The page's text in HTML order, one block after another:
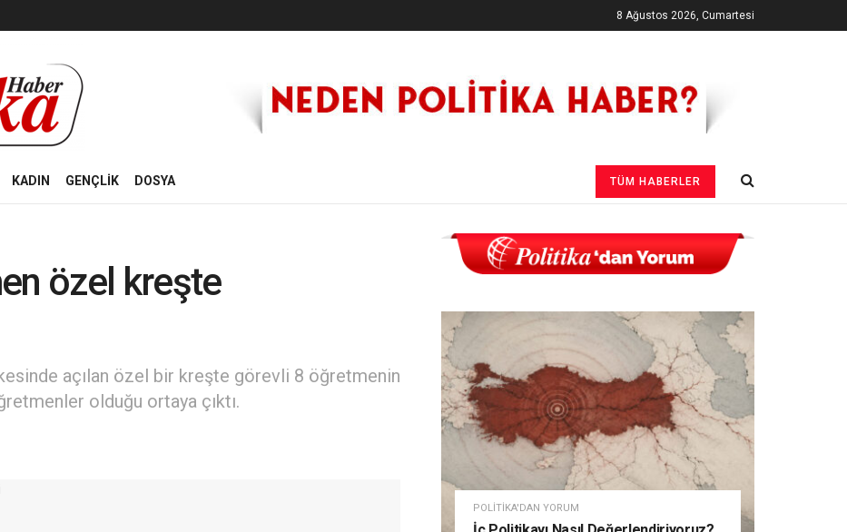
8 Ağustos 2026, Cumartesi
KADIN GENÇLİK DOSYA TÜM HABERLER
özel kreşte
açılan özel bir kreşte görevli 8 öğretmenin
olduğu ortaya çıktı.
POLITIKA'DAN YORUM